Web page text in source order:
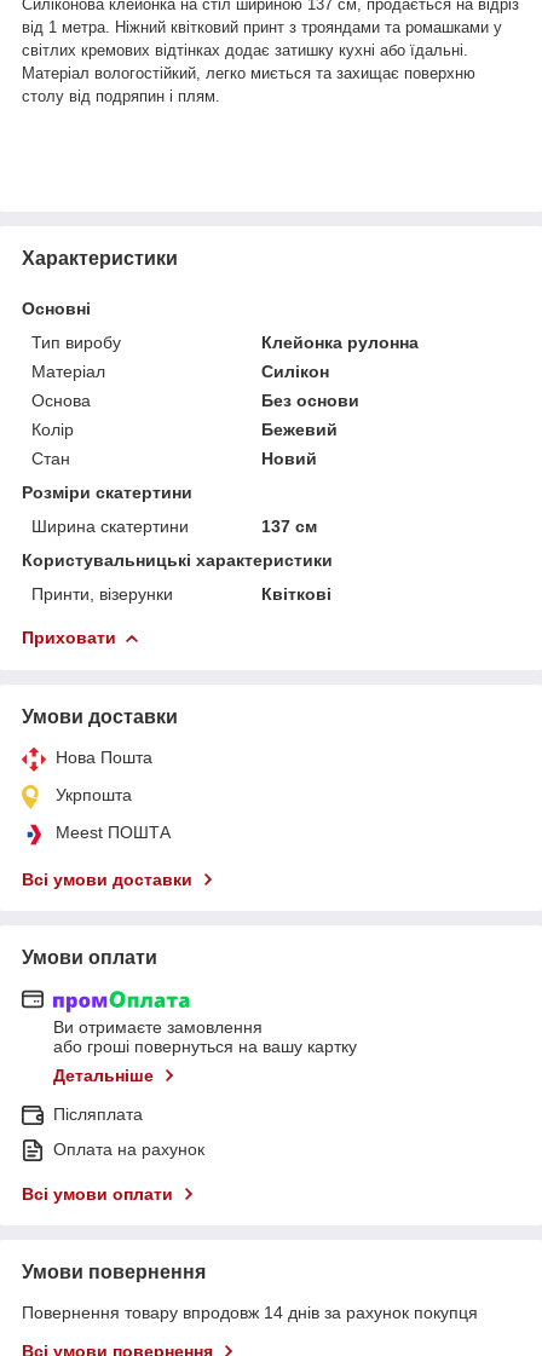
Силіконова клейонка на стіл шириною 137 см, продається на відріз
від 1 метра. Ніжний квітковий принт з трояндами та ромашками у
світлих кремових відтінках додає затишку кухні або їдальні.
Матеріал вологостійкий, легко миється та захищає поверхню
столу від подряпин і плям.
Характеристики
Основні
Тип виробу
Клейонка рулонна
Матеріал
Силікон
Основа
Без основи
Колір
Бежевий
Стан
Новий
Розміри скатертини
Ширина скатертини
137 см
Користувальницькі характеристики
Принти, візерунки
Квіткові
Приховати
Умови доставки
Нова Пошта
Укрпошта
Meest ПОШТА
Всі умови доставки
Умови оплати
Ви отримаєте замовлення
або гроші повернуться на вашу картку
Детальніше
Післяплата
Оплата на рахунок
Всі умови оплати
Умови повернення
Повернення товару впродовж 14 днів за рахунок покупця
Всі умови повернення